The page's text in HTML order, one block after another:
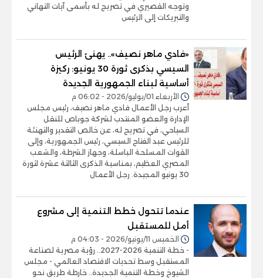
وتوجه القصيري في تصريح له بأسمى آيات التهاني
والتبريكات إلى الرئيس
«فادي ماهر نصيف».. يهنئ الرئيس
السيسي بذكرى ثورة 30 يونيو: ركيزة
أساسية لبناء الجمهورية الجديدة
الأربعاء 01/يوليو/2026 - 06:02 م
أعرب رجل الأعمال فادي ماهر نصيف، رئيس مجلس
الإدارة والعضو المنتدب لشركة جوباص للنقل
السياحي، في تصريح له، عن خالص التقدير والتهنئة
للرئيس عبد الفتاح السيسي، رئيس الجمهورية، وإلى
القوات المسلحة الباسلة، وجهاز الشرطة، والشعب
المصري العظيم، بمناسبة الذكرى الثالثة عشرة لثورة
30 يونيو المجيدة. رجل الأعمال
عندما تتحول خطط التنمية إلى مشروع
أمل للمستقبل
الخميس 11/يونيو/2026 - 04:03 م
- خطة التنمية 2026-2027.. رؤية مصرية لصناعة
المستقبل وسط تحديات الاقتصاد العالمي - مجلس
الشيوخ وخطة التنمية الجديدة.. خارطة طريق نحو